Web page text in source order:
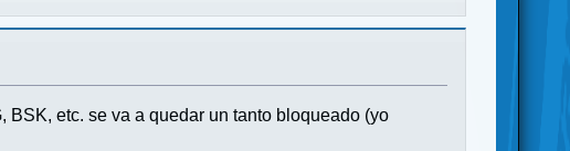
etc. se va a quedar un tanto bloqueado (yo